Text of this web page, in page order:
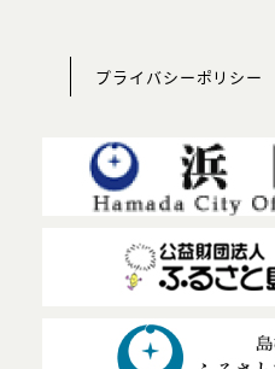
プライバシーポリシー